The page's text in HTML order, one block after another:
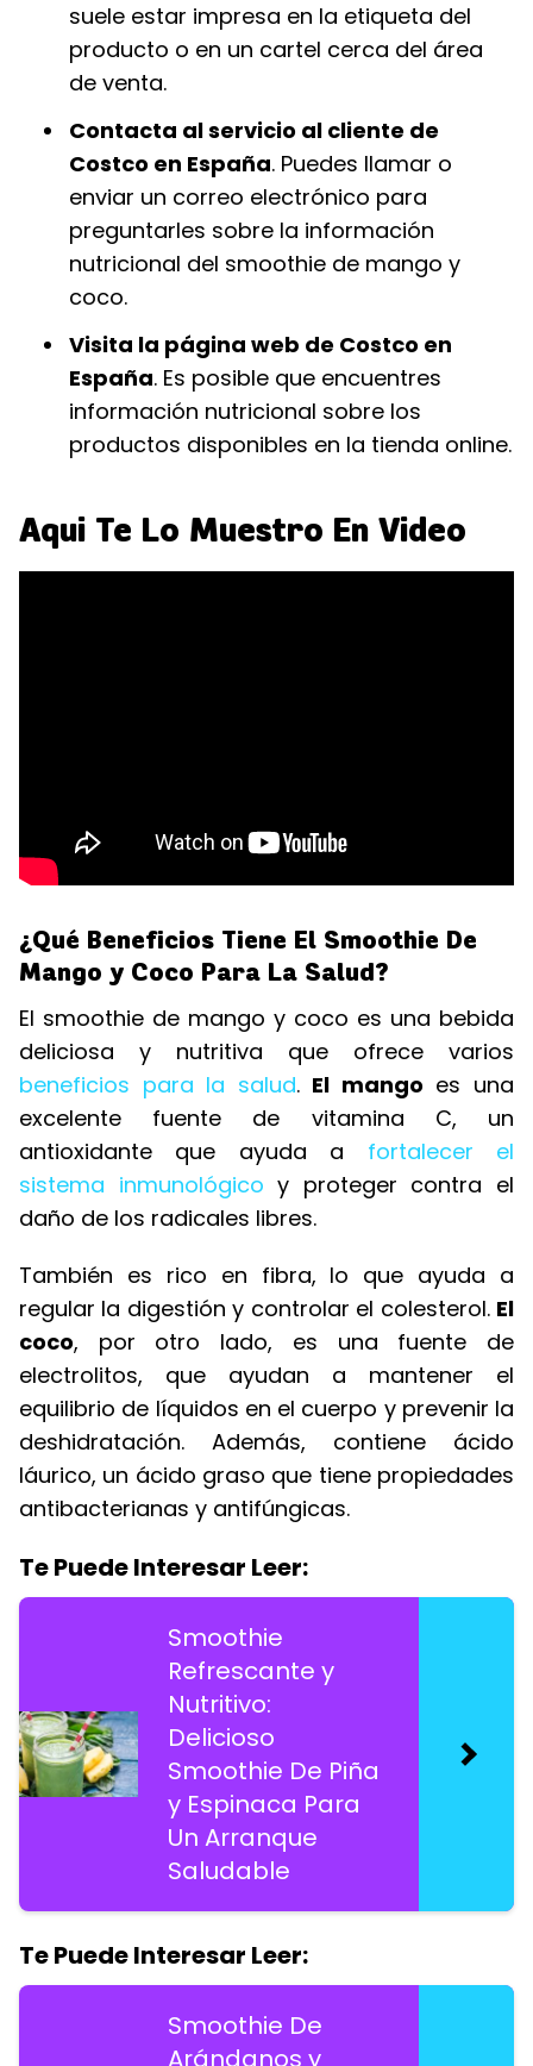
suele estar impresa en la etiqueta del
producto o en un cartel cerca del área
de venta.
Contacta al servicio al cliente de
Costco en España. Puedes llamar o
enviar un correo electrónico para
preguntarles sobre la información
nutricional del smoothie de mango y
coco.
Visita la página web de Costco en
España. Es posible que encuentres
información nutricional sobre los
productos disponibles en la tienda online.
Aqui Te Lo Muestro En Video
¿Qué Beneficios Tiene El Smoothie De
Mango y Coco Para La Salud?
El smoothie de mango y coco es una bebida
deliciosa y nutritiva que ofrece varios
beneficios para la salud. El mango es una
excelente fuente de vitamina C, un
antioxidante que ayuda a fortalecer el
sistema inmunológico y proteger contra el
daño de los radicales libres.
También es rico en fibra, lo que ayuda a
regular la digestión y controlar el colesterol. El
coco, por otro lado, es una fuente de
electrolitos, que ayudan a mantener el
equilibrio de líquidos en el cuerpo y prevenir la
deshidratación. Además, contiene ácido
láurico, un ácido graso que tiene propiedades
antibacterianas y antifúngicas.
Te Puede Interesar Leer:
Smoothie
Refrescante y
Nutritivo:
Delicioso
Smoothie De Piña
y Espinaca Para
Un Arranque
Saludable
Te Puede Interesar Leer:
Smoothie De
Arándanos y